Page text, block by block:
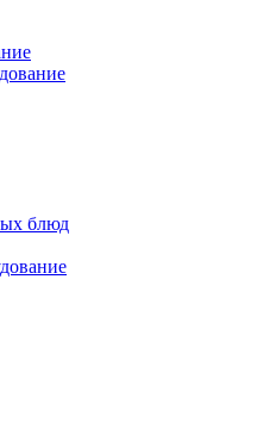
блюд